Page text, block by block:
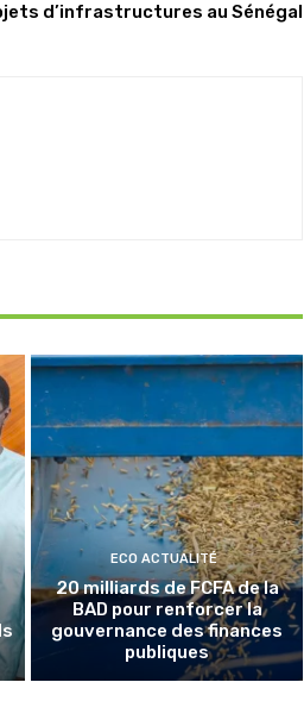
d’infrastructures au Sénégal
ECO ACTUALITÉ
20 milliards de FCFA de la
BAD pour renforcer la
gouvernance des finances
publiques